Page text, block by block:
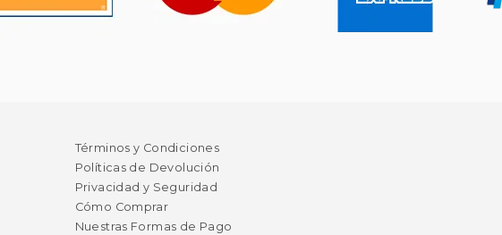
Términos y Condiciones
Políticas de Devolución
Privacidad y Seguridad
Cómo Comprar
Nuestras Formas de Pago